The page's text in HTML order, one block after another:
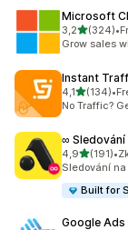
Microsoft
3,2z 5 hvězd
(324)
Celkový •
Grow sales
Instant
4,1z 5 hvězd
(134)
Celkový •
No Traffic?
∞
4,9z 5 hvězd
(191)
Celkový •
Sledování na
Built for
Google Ads